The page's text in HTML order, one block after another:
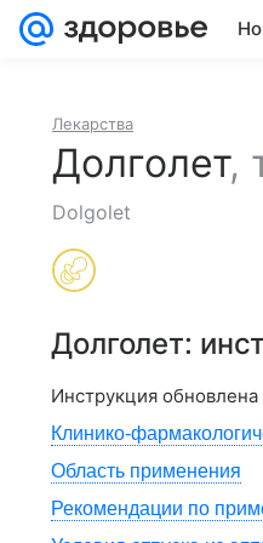
Лекарства
Долголет,
Dolgolet
Долголет:
Инструкция обновлена
Клинико-
Область применения
Рекомендации по